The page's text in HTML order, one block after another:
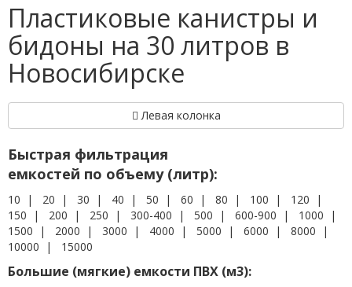
Пластиковые канистры и
бидоны на 30 литров в
Новосибирске
Левая колонка
Быстрая фильтрация
емкостей по объему (литр):
10 | 20 | 30 | 40 | 50 | 60 | 80 | 100 | 120 |
150 | 200 | 250 | 300-400 | 500 | 600-900 | 1000 |
1500 | 2000 | 3000 | 4000 | 5000 | 6000 | 8000 |
10000 | 15000
Большие (мягкие) емкости ПВХ (м3):